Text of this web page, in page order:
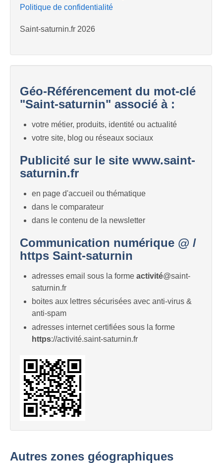
Politique de confidentialité
Saint-saturnin.fr 2026
Géo-Référencement du mot-clé
"Saint-saturnin" associé à :
votre métier, produits, identité ou actualité
votre site, blog ou réseaux sociaux
Publicité sur le site www.saint-
saturnin.fr
en page d'accueil ou thématique
dans le comparateur
dans le contenu de la newsletter
Communication numérique @ /
https Saint-saturnin
adresses email sous la forme activité@saint-
saturnin.fr
boites aux lettres sécurisées avec anti-virus &
anti-spam
adresses internet certifiées sous la forme
https://activité.saint-saturnin.fr
Autres zones géographiques